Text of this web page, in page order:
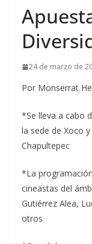
24 de marzo de
Por Monserrat
*Se lleva a cabo
la sede de Xoco
Chapultepec
*La
cineastas del
Gutiérrez Alea,
otros